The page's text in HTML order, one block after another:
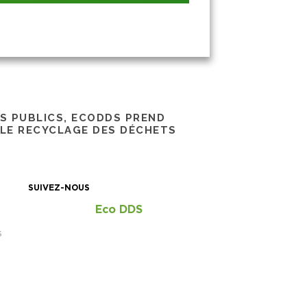
PUBLICS, ECODDS PREND
RECYCLAGE DES DÉCHETS
SUIVEZ-NOUS
Eco DDS